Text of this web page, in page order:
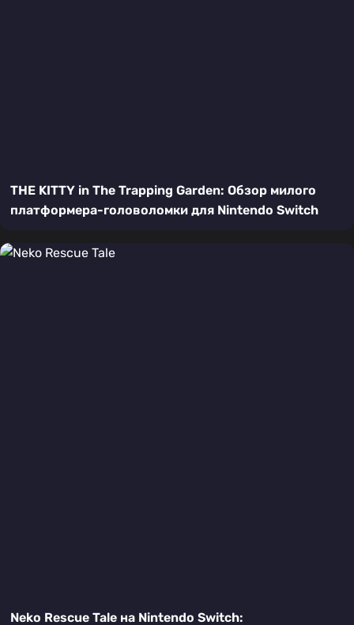
THE KITTY in The Trapping Garden: Обзор милого
платформера-головоломки для Nintendo Switch
Neko Rescue Tale на Nintendo Switch: